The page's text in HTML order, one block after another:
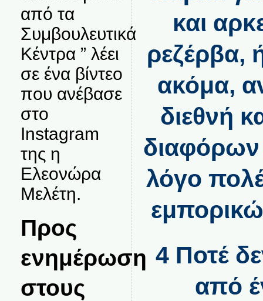
από τα
Συμβουλευτικά
Κέντρα ” λέει
σε ένα βίντεο
που ανέβασε
στο
Instagram
της η
Ελεονώρα
Μελέτη.
Προς
ενημέρωση
στους
και
ρεζέρβα,
ακόμα,
διεθνή
διαφόρων
λόγο
4 Ποτέ
από